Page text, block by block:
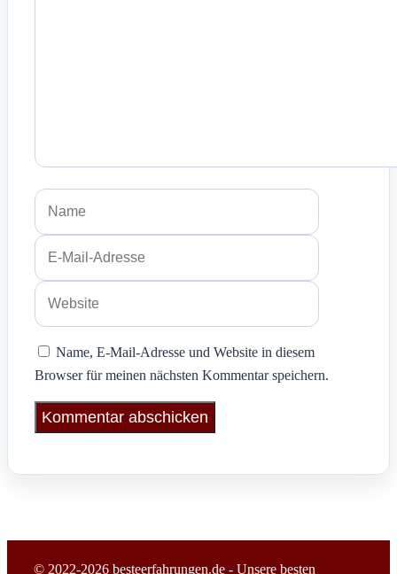
Name
E-
Adresse
Website
Name, E-Mail-Adresse und Website in diesem
Browser für meinen nächsten Kommentar speichern.
© 2022-2026 besteerfahrungen.de - Unsere besten